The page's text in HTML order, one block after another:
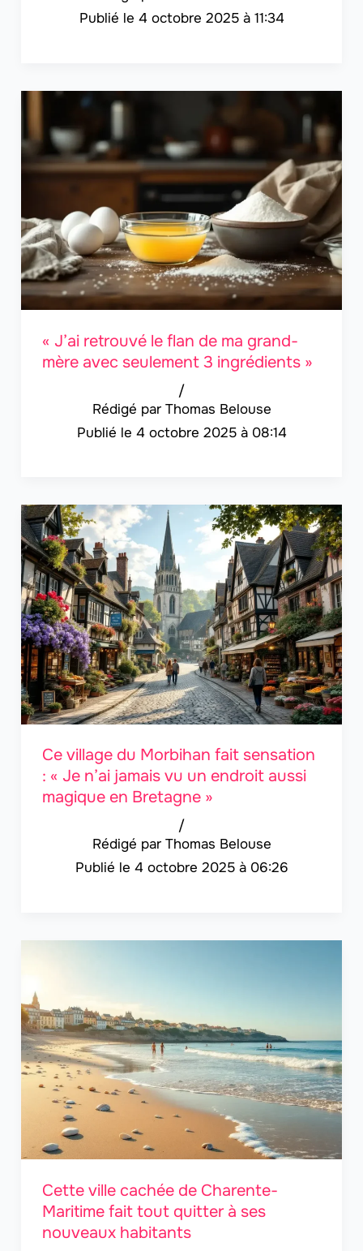
4 octobre 2025 à 11:34
« J’ai retrouvé le flan de ma grand-
mère avec seulement 3 ingrédients »
Thomas Belouse
/
4 octobre 2025 à 08:14
Ce village du Morbihan fait sensation
: « Je n’ai jamais vu un endroit aussi
magique en Bretagne »
Thomas Belouse
/
4 octobre 2025 à 06:26
Cette ville cachée de Charente-
Maritime fait tout quitter à ses
nouveaux habitants